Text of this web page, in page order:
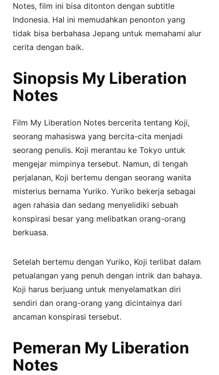
Notes, film ini bisa ditonton dengan subtitle
Indonesia. Hal ini memudahkan penonton yang
tidak bisa berbahasa Jepang untuk memahami alur
cerita dengan baik.
Sinopsis My Liberation
Notes
Film My Liberation Notes bercerita tentang Koji,
seorang mahasiswa yang bercita-cita menjadi
seorang penulis. Koji merantau ke Tokyo untuk
mengejar mimpinya tersebut. Namun, di tengah
perjalanan, Koji bertemu dengan seorang wanita
misterius bernama Yuriko. Yuriko bekerja sebagai
agen rahasia dan sedang menyelidiki sebuah
konspirasi besar yang melibatkan orang-orang
berkuasa.
Setelah bertemu dengan Yuriko, Koji terlibat dalam
petualangan yang penuh dengan intrik dan bahaya.
Koji harus berjuang untuk menyelamatkan diri
sendiri dan orang-orang yang dicintainya dari
ancaman konspirasi tersebut.
Pemeran My Liberation
Notes